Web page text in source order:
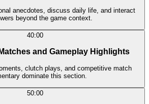
anecdotes, discuss daily life, and interact
beyond the game context.
40:00
and Gameplay Highlights
clutch plays, and competitive match
dominate this section.
50:00